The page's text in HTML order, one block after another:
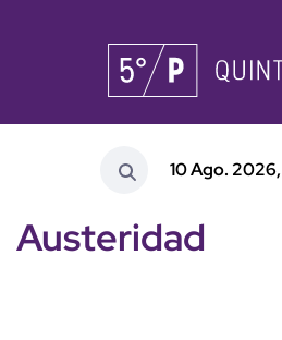
10 Ago. 2026,
Austeridad